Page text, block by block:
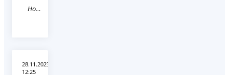
Новость
28.11.2023
12:25